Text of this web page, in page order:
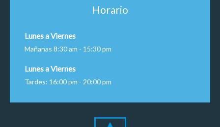
Horario
Lunes a Viernes
Mañanas 8:30 am - 15:30 pm
Lunes a Viernes
Tardes: 16:00 pm - 20:00 pm